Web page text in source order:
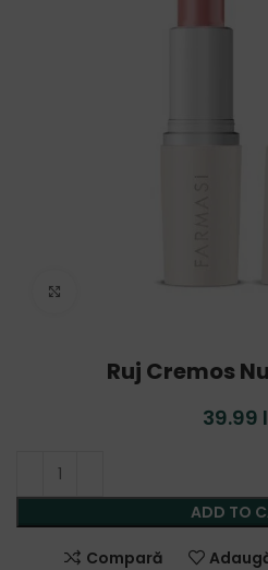
Click to enlarge
Ruj Cremos
39.99
ADD TO
Compară